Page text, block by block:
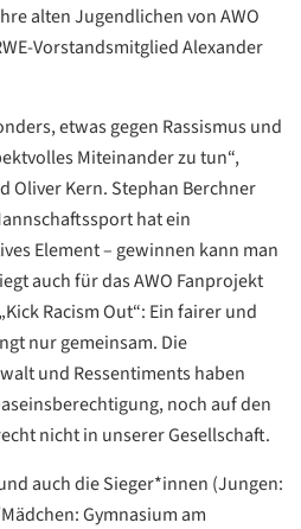
alten Jugendlichen von AWO
Vorstandsmitglied Alexander
etwas gegen Rassismus und
Miteinander zu tun“,
Oliver Kern. Stephan Berchner
hat ein
Element – gewinnen kann man
auch für das AWO Fanprojekt
Racism Out“: Ein fairer und
nur gemeinsam. Die
und Ressentiments haben
noch auf den
nicht in unserer Gesellschaft.
auch die Sieger*innen (Jungen:
Gymnasium am
Datenschutzerklärung
Datenschutzerklärung